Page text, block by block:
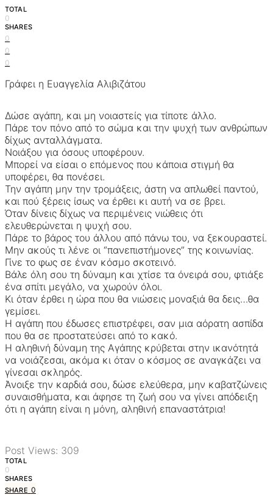
TOTAL
0
SHARES
0
0
0
Γράφει η Ευαγγελία Αλιβιζάτου
Δώσε αγάπη, και μη νοιαστείς για τίποτε άλλο.
Πάρε τον πόνο από το σώμα και την ψυχή των ανθρώπων
δίχως ανταλλάγματα.
Νοιάξου για όσους υποφέρουν.
Μπορεί να είσαι ο επόμενος που κάποια στιγμή θα
υποφέρει, θα πονέσει.
Την αγάπη μην την τρομάξεις, άστη να απλωθεί παντού,
και πού ξέρεις ίσως να έρθει κι αυτή να σε βρει.
Όταν δίνεις δίχως να περιμένεις νιώθεις ότι
ελευθερώνεται η ψυχή σου.
Πάρε το βάρος του άλλου από πάνω του, να ξεκουραστεί.
Μην ακούς τι λένε οι “πανεπιστήμονες” της κοινωνίας.
Γίνε το φως σε έναν κόσμο σκοτεινό.
Βάλε όλη σου τη δύναμη και χτίσε τα όνειρά σου, φτιάξε
ένα σπίτι μεγάλο, να χωρούν όλοι.
Κι όταν έρθει η ώρα που θα νιώσεις μοναξιά θα δεις…θα
γεμίσει.
Η αγάπη που έδωσες επιστρέφει, σαν μια αόρατη ασπίδα
που θα σε προστατεύσει από το κακό.
Η αληθινή δύναμη της Αγάπης κρύβεται στην ικανότητά
να νοιάζεσαι, ακόμα κι όταν ο κόσμος σε αναγκάζει να
γίνεσαι σκληρός.
Άνοιξε την καρδιά σου, δώσε ελεύθερα, μην καβατζώνεις
συναισθήματα, και άφησε τη ζωή σου να γίνει απόδειξη
ότι η αγάπη είναι η μόνη, αληθινή επαναστάτρια!
Post Views: 309
TOTAL
0
SHARES
SHARE 0